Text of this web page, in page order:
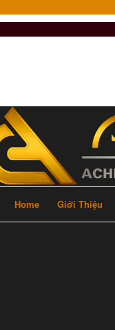
Home Giới Thiệu